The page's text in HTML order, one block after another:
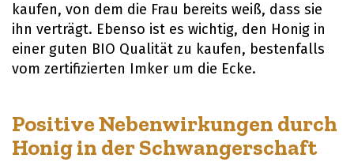
kaufen, von dem die Frau bereits weiß, dass sie
ihn verträgt. Ebenso ist es wichtig, den Honig in
einer guten BIO Qualität zu kaufen, bestenfalls
vom zertifizierten Imker um die Ecke.
Positive Nebenwirkungen durch
Honig in der Schwangerschaft